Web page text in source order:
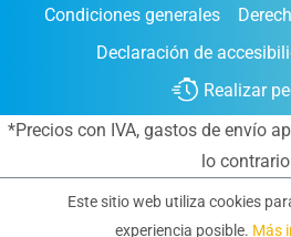
Condiciones generales
Declaración de
Realizar
*Precios con IVA, gastos de envío
lo
Este sitio web utiliza cookies
experiencia posible. Más